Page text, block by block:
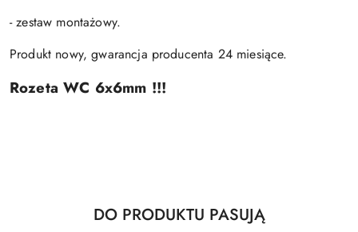
- zestaw montażowy.
Produkt nowy, gwarancja producenta 24 miesiące.
Rozeta WC 6x6mm !!!
Pomiń karuzelę produktów
Produkty
DO PRODUKTU PASUJĄ